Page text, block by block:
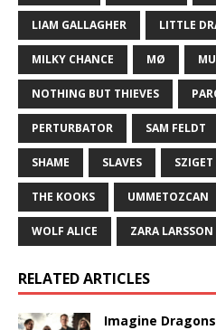
LIAM GALLAGHER LITTLE
MILKY CHANCE MØ
NOTHING BUT THIEVES
PERTURBATOR SAM FELDT
SHAME SLAVES
THE KOOKS UMMETOZCAN
WOLF ALICE ZARA LARSSON
RELATED ARTICLES
Imagine